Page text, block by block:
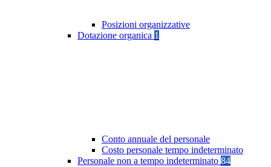
Posizioni organizzative
Dotazione organica 1
Conto annuale del personale
Costo personale tempo indeterminato
Personale non a tempo indeterminato 84